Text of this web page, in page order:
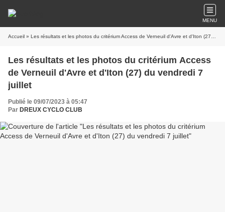
MENU
Accueil » Les résultats et les photos du critérium Access de Verneuil d'Avre et d'Iton (27) du vendredi 7 juillet
Les résultats et les photos du critérium Access
de Verneuil d'Avre et d'Iton (27) du vendredi 7
juillet
Publié le 09/07/2023 à 05:47
Par DREUX CYCLO CLUB